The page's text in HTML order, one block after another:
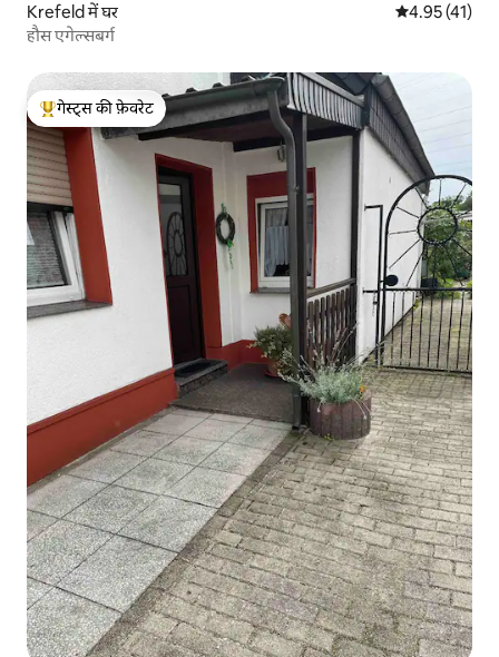
Krefeld में घर औसत रेटिंग 5 में
4.95 (41)
हौस एगेल्सबर्ग
गेस्ट्स का टॉप फ़ेवरेट
गेस्ट्स की फ़ेवरेट